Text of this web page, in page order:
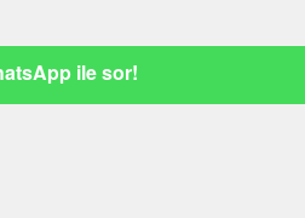
ile sor!